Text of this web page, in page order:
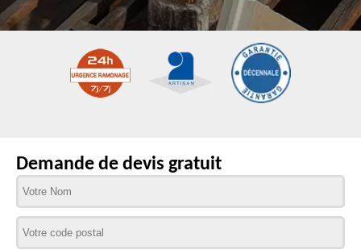
Demande de devis gratuit